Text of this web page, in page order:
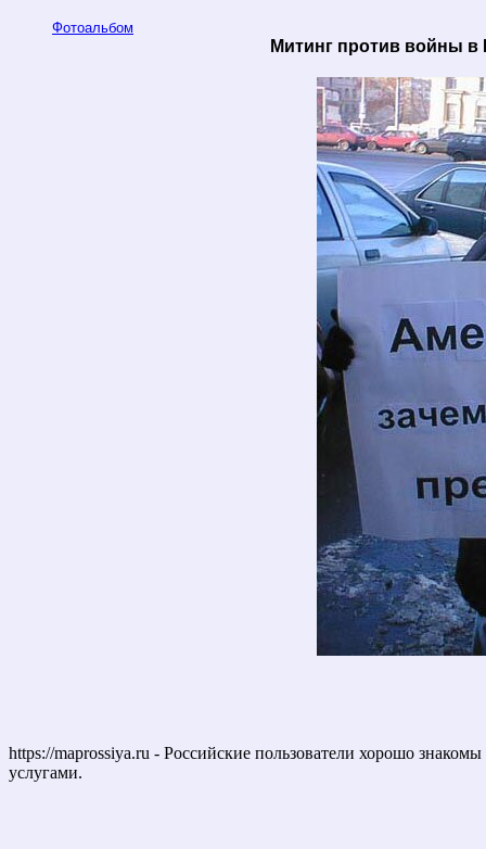
Фотоальбом
Митинг против войны в
https://maprossiya.ru - Российские пользователи хорошо
услугами.